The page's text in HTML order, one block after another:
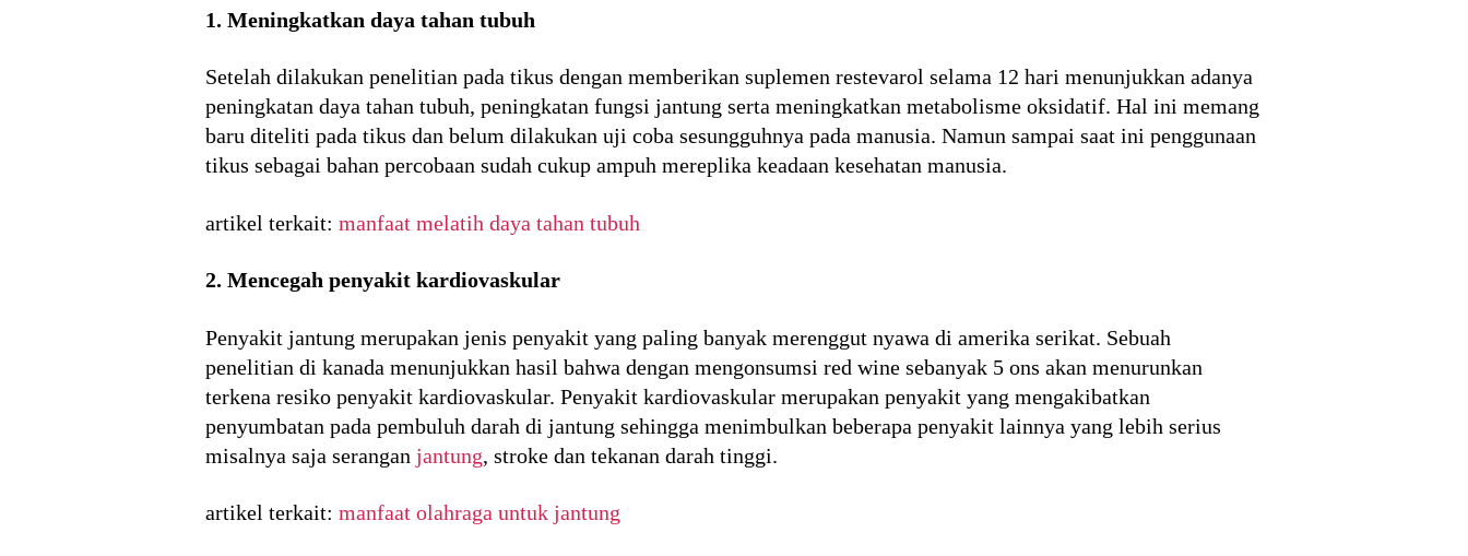
1. Meningkatkan daya tahan tubuh
Setelah dilakukan penelitian pada tikus dengan memberikan suplemen restevarol selama 12 hari menunjukkan adanya
peningkatan daya tahan tubuh, peningkatan fungsi jantung serta meningkatkan metabolisme oksidatif. Hal ini memang
baru diteliti pada tikus dan belum dilakukan uji coba sesungguhnya pada manusia. Namun sampai saat ini penggunaan
tikus sebagai bahan percobaan sudah cukup ampuh mereplika keadaan kesehatan manusia.
artikel terkait: manfaat melatih daya tahan tubuh
2. Mencegah penyakit kardiovaskular
Penyakit jantung merupakan jenis penyakit yang paling banyak merenggut nyawa di amerika serikat. Sebuah
penelitian di kanada menunjukkan hasil bahwa dengan mengonsumsi red wine sebanyak 5 ons akan menurunkan
terkena resiko penyakit kardiovaskular. Penyakit kardiovaskular merupakan penyakit yang mengakibatkan
penyumbatan pada pembuluh darah di jantung sehingga menimbulkan beberapa penyakit lainnya yang lebih serius
misalnya saja serangan jantung, stroke dan tekanan darah tinggi.
artikel terkait: manfaat olahraga untuk jantung